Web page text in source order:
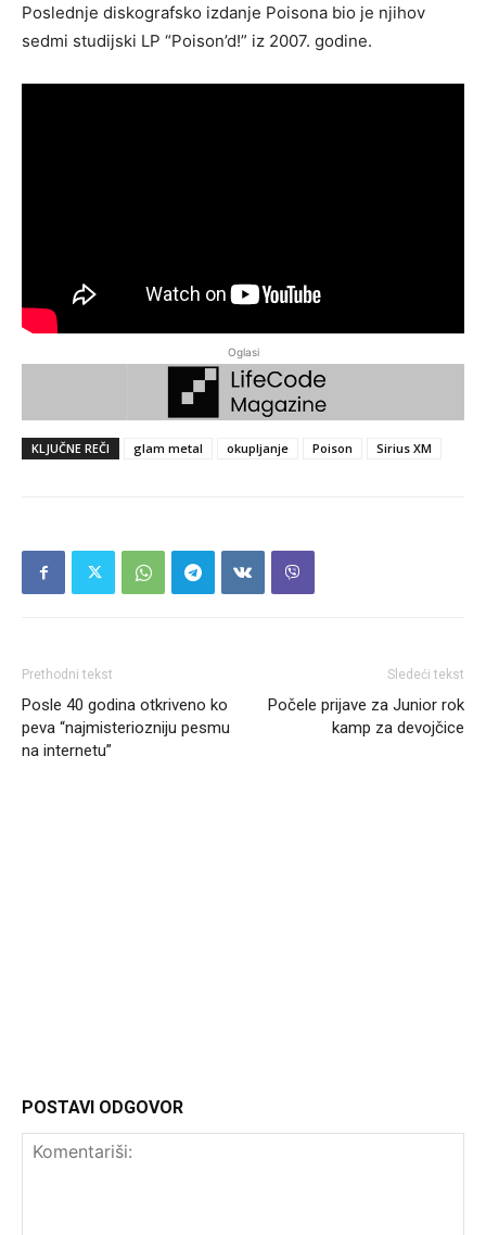
Poslednje diskografsko izdanje Poisona bio je njihov
sedmi studijski LP “Poison’d!” iz 2007. godine.
Oglasi
KLJUČNE REČI glam metal okupljanje Poison Sirius XM
Prethodni tekst
Posle 40 godina otkriveno ko
peva “najmisteriozniju pesmu
na internetu”
Sledeći tekst
Počele prijave za Junior rok
kamp za devojčice
POSTAVI ODGOVOR